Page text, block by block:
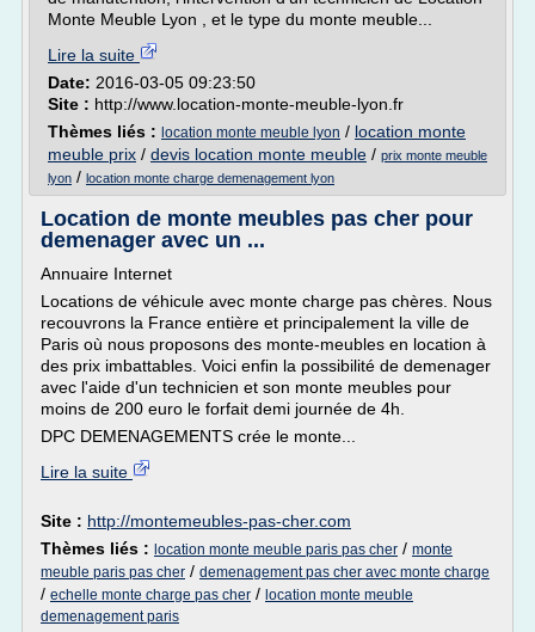
Monte Meuble Lyon , et le type du monte meuble...
Lire la suite
Date: 2016-03-05 09:23:50
Site : http://www.location-monte-meuble-lyon.fr
Thèmes liés : location monte meuble lyon / location monte
meuble prix / devis location monte meuble / prix monte meuble
lyon / location monte charge demenagement lyon
Location de monte meubles pas cher pour
demenager avec un ...
Annuaire Internet
Locations de véhicule avec monte charge pas chères. Nous
recouvrons la France entière et principalement la ville de
Paris où nous proposons des monte-meubles en location à
des prix imbattables. Voici enfin la possibilité de demenager
avec l'aide d'un technicien et son monte meubles pour
moins de 200 euro le forfait demi journée de 4h.
DPC DEMENAGEMENTS crée le monte...
Lire la suite
Site : http://montemeubles-pas-cher.com
Thèmes liés : location monte meuble paris pas cher / monte
meuble paris pas cher / demenagement pas cher avec monte charge
/ echelle monte charge pas cher / location monte meuble
demenagement paris